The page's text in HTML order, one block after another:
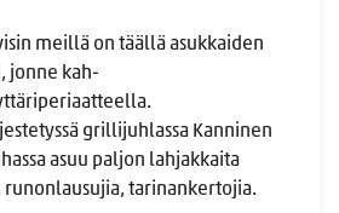
meillä on täällä asukkaiden
jonne kah-
grillijuhlassa Kanninen
asuu paljon lahjakkaita
runonlausujia, tarinankertojia.